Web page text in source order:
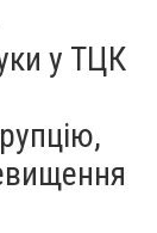
й
у ТЦК